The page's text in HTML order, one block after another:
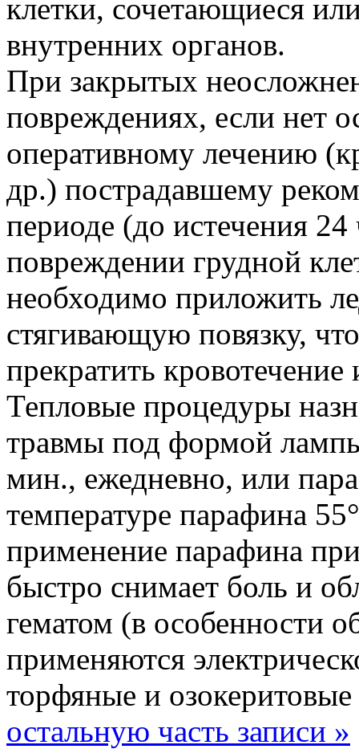
клетки, сочетающиеся
внутренних органов.
При закрытых
повреждениях, если нет
оперативному лечению
др.) пострадавшему
периоде (до истечения
повреждении грудной
необходимо приложить
стягивающую повязку,
прекратить
Тепловые процедуры
травмы под формой
мин., ежедневно, или
температуре парафина
применение парафина
быстро снимает боль и
гематом (в особенности
применяются
торфяные и
остальную часть записи »